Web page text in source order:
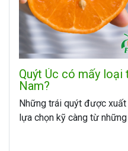
Quýt Úc có mấy
Nam?
Những trái quýt được
lựa chọn kỹ càng từ